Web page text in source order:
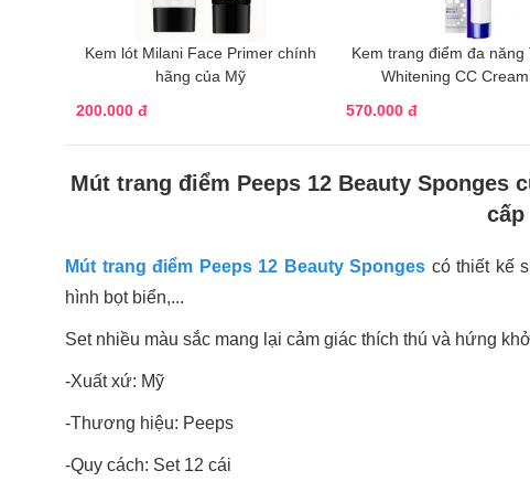
Kem lót Milani Face Primer chính
hãng của Mỹ
200.000 đ
Kem trang điểm đa năng
Whitening CC
570.000 đ
Mút trang điểm Peeps 12 Beauty
cấp
Mút trang điểm Peeps 12 Beauty Sponges có thiết kế
hình bọt biển,...
Set nhiều màu sắc mang lại cảm giác thích thú và hứng
-Xuất xứ: Mỹ
-Thương hiệu: Peeps
-Quy cách: Set 12 cái